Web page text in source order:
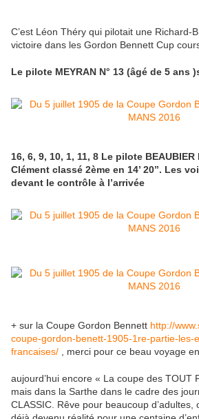
C’est Léon Théry qui pilotait une Richard-
victoire dans les Gordon Bennett Cup
Le pilote MEYRAN N° 13 (âgé de 5 ans
16, 6, 9, 10, 1, 11, 8 Le pilote BEAUBIER
Clément classé 2ème en 14’ 20’’. Les
devant le contrôle à l’arrivée
+ sur la Coupe Gordon Bennett http://
coupe-gordon-benett-1905-1re-partie-les-
francaises/ , merci pour ce beau voyage
aujourd’hui encore « La coupe des TOUT
mais dans la Sarthe dans le cadre des
CLASSIC. Rêve pour beaucoup d’adultes,